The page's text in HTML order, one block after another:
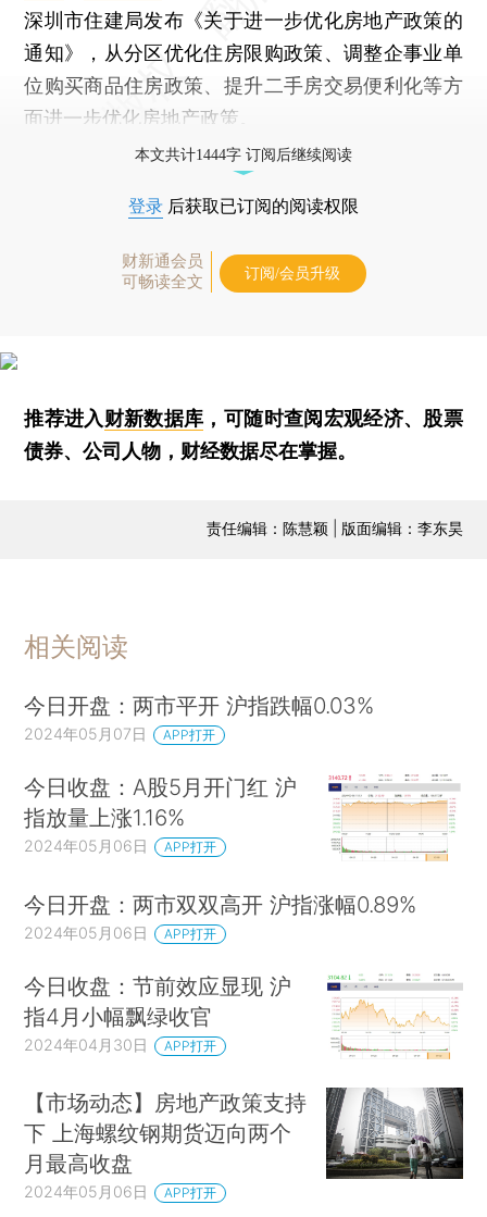
深圳市住建局发布《关于进一步优化房地产政策的
通知》，从分区优化住房限购政策、调整企事业单
位购买商品住房政策、提升二手房交易便利化等方
面进一步优化房地产政策。
本文共计1444字 订阅后继续阅读
登录 后获取已订阅的阅读权限
财新通会员
可畅读全文
订阅/会员升级
推荐进入财新数据库 ，可随时查阅宏观经济、股票
债券、公司人物，财经数据尽在掌握。
责任编辑：陈慧颖 | 版面编辑：李东昊
相关阅读
今日开盘：两市平开 沪指跌幅0.03%
2024年05月07日 APP打开
今日收盘：A股5月开门红 沪
指放量上涨1.16%
2024年05月06日 APP打开
今日开盘：两市双双高开 沪指涨幅0.89%
2024年05月06日 APP打开
今日收盘：节前效应显现 沪
指4月小幅飘绿收官
2024年04月30日 APP打开
【市场动态】房地产政策支持
下 上海螺纹钢期货迈向两个
月最高收盘
2024年05月06日 APP打开